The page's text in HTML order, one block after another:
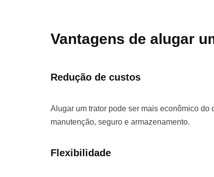
Vantagens de alugar
Redução de custos
Alugar um trator pode ser mais econômico
manutenção, seguro e armazenamento.
Flexibilidade